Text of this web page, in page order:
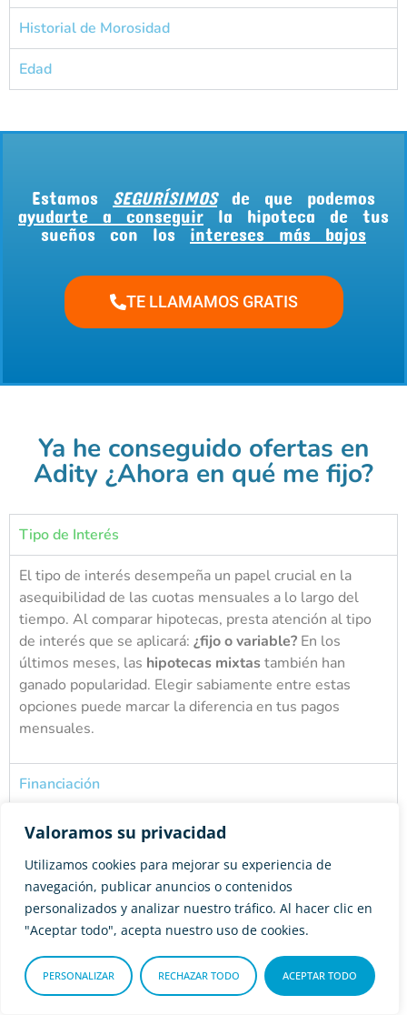
Valoramos su privacidad
Utilizamos cookies para mejorar su experiencia de
navegación, publicar anuncios o contenidos
personalizados y analizar nuestro tráfico. Al hacer clic en
"Aceptar todo", acepta nuestro uso de cookies.
PERSONALIZAR RECHAZAR TODO ACEPTAR TODO
Historial de Morosidad
Edad
Estamos SEGURÍSIMOS
de que podemos
ayudarte a conseguir la hipoteca de tus
sueños con los intereses más bajos
TE LLAMAMOS GRATIS
Ya he conseguido ofertas en
Adity ¿Ahora en qué me fijo?
Tipo de Interés
El tipo de interés desempeña un papel crucial en la
asequibilidad de las cuotas mensuales a lo largo del
tiempo. Al comparar hipotecas, presta atención al tipo
de interés que se aplicará: ¿fijo o variable? En los
últimos meses, las hipotecas mixtastambién han
ganado popularidad. Elegir sabiamente entre estas
opciones puede marcar la diferencia en tus pagos
mensuales.
Financiación
Comisiones
¿Qué documentación necesito
para pedir una hipoteca?